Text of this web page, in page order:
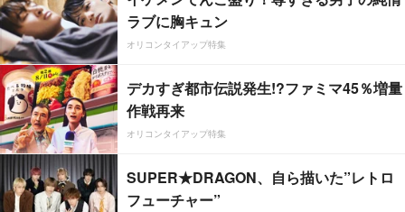
ラブに胸キュン
オリコンタイアップ特集
デカすぎ都市伝説発生!?ファミマ45％増量
作戦再来
オリコンタイアップ特集
SUPER★DRAGON、自ら描いた”レトロ
フューチャー”